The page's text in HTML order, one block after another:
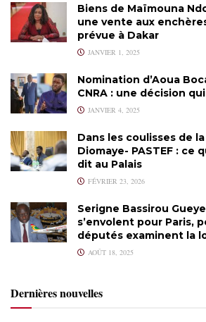
Biens de Maïmouna
une vente aux
prévue à Dakar
JANVIER 1, 2025
Nomination d’Aoua
CNRA : une décision
JANVIER 4, 2025
Dans les coulisses de
Diomaye- PASTEF : ce
dit au Palais
FÉVRIER 23, 2026
Serigne Bassirou
s’envolent pour Paris,
députés examinent la
AOÛT 18, 2025
Dernières nouvelles